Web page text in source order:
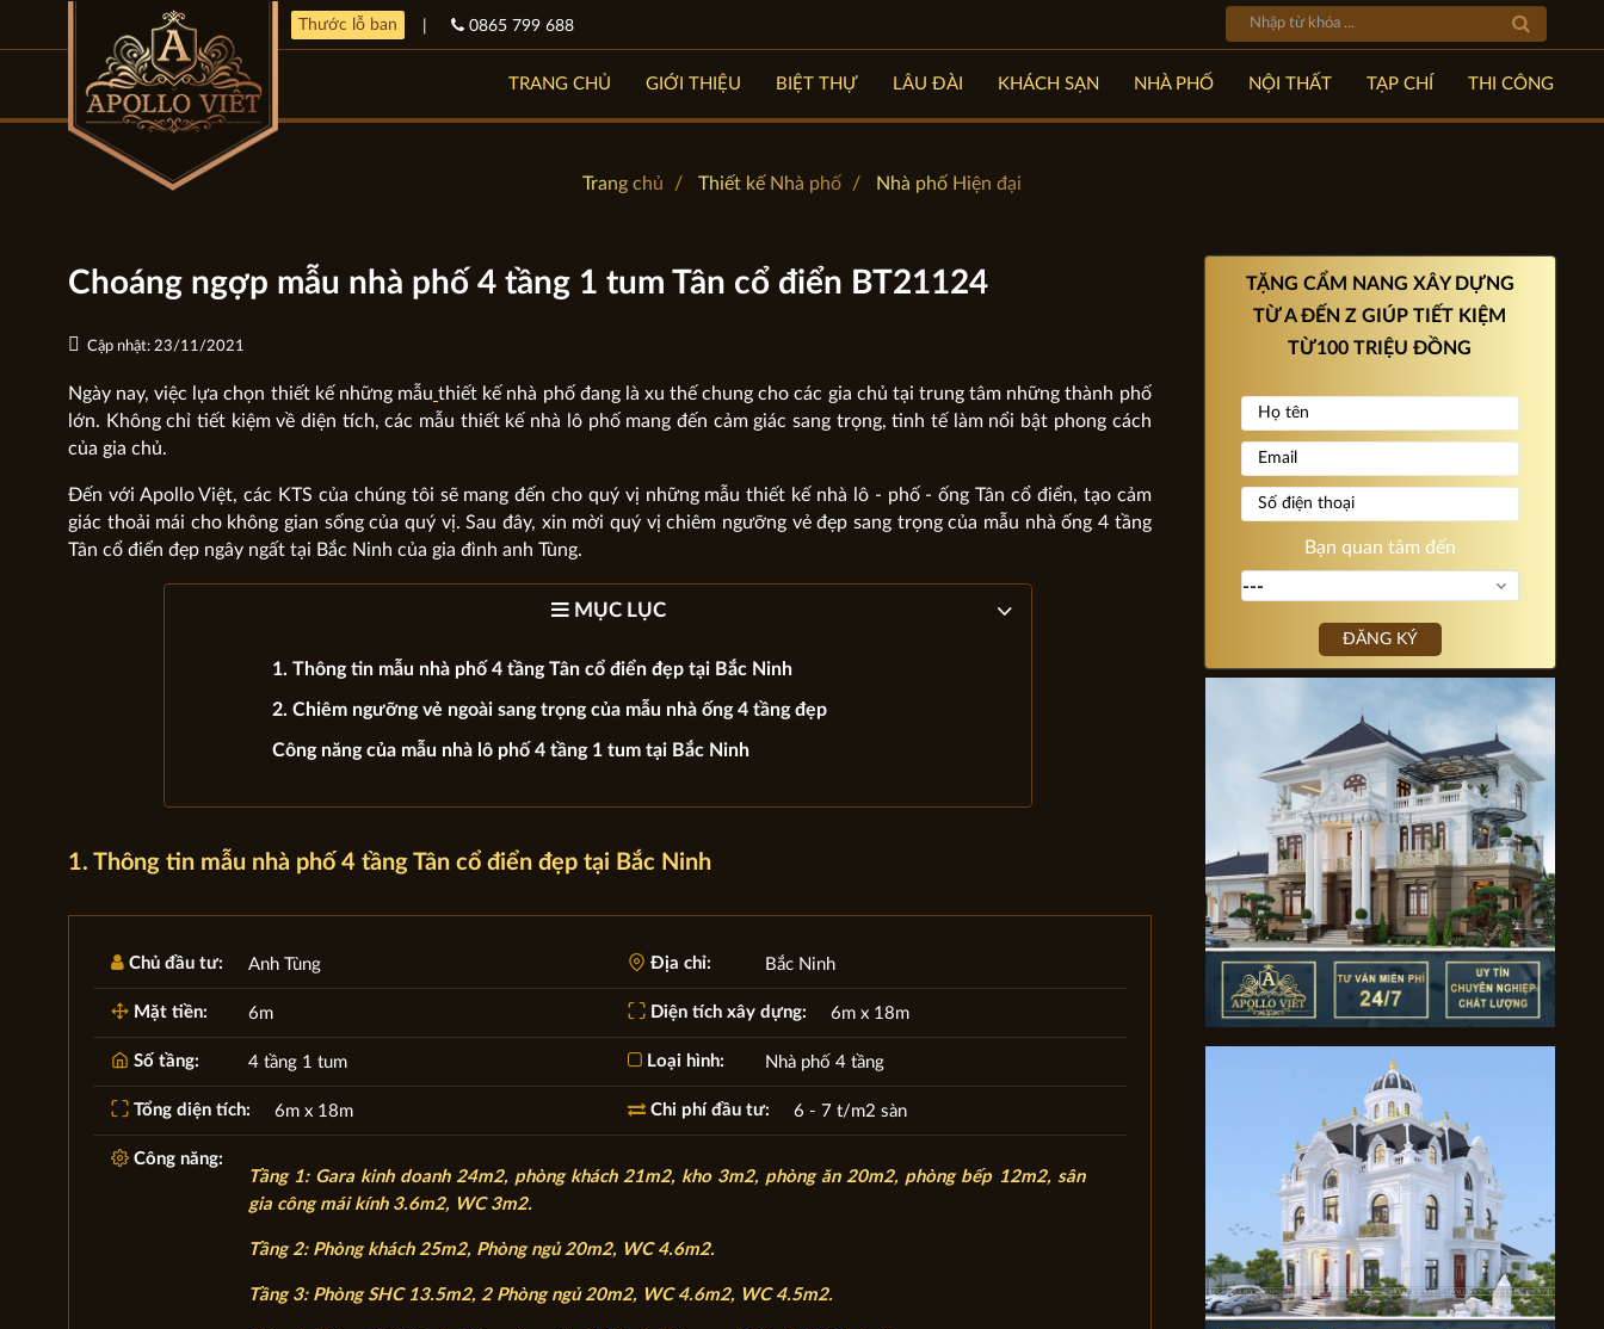
Thước lỗ ban 0865 799 688
TRANG CHỦ GIỚI THIỆU BIỆT THỰ LÂU ĐÀI KHÁCH SẠN NHÀ PHỐ NỘI THẤT TẠP CHÍ THI CÔNG
Trang chủ Thiết kế Nhà phố Nhà phố Hiện đại
Choáng ngợp mẫu nhà phố 4 tầng 1 tum Tân cổ điển BT21124
Cập nhật: 23/11/2021
Ngày nay, việc lựa chọn thiết kế những mẫu thiết kế nhà phố đang là xu thế chung cho các gia chủ tại trung tâm những thành phố
lớn. Không chỉ tiết kiệm về diện tích, các mẫu thiết kế nhà lô phố mang đến cảm giác sang trọng, tinh tế làm nổi bật phong cách
của gia chủ.
Đến với Apollo Việt, các KTS của chúng tôi sẽ mang đến cho quý vị những mẫu thiết kế nhà lô - phố - ống Tân cổ điển, tạo cảm
giác thoải mái cho không gian sống của quý vị. Sau đây, xin mời quý vị chiêm ngưỡng vẻ đẹp sang trọng của mẫu nhà ống 4 tầng
Tân cổ điển đẹp ngây ngất tại Bắc Ninh của gia đình anh Tùng.
MỤC LỤC
1. Thông tin mẫu nhà phố 4 tầng Tân cổ điển đẹp tại Bắc Ninh
2. Chiêm ngưỡng vẻ ngoài sang trọng của mẫu nhà ống 4 tầng đẹp
Công năng của mẫu nhà lô phố 4 tầng 1 tum tại Bắc Ninh
1. Thông tin mẫu nhà phố 4 tầng Tân cổ điển đẹp tại Bắc Ninh
Chủ đầu tư: Anh Tùng Địa chỉ: Bắc Ninh
Mặt tiền: 6m Diện tích xây dựng: 6m x 18m
Số tầng: 4 tầng 1 tum Loại hình: Nhà phố 4 tầng
Tổng diện tích: 6m x 18m Chi phí đầu tư: 6 - 7 t/m2 sàn
Công năng:
Tầng 1: Gara kinh doanh 24m2, phòng khách 21m2, kho 3m2, phòng ăn 20m2, phòng bếp 12m2, sân
gia công mái kính 3.6m2, WC 3m2.
Tầng 2: Phòng khách 25m2, Phòng ngủ 20m2, WC 4.6m2.
Tầng 3: Phòng SHC 13.5m2, 2 Phòng ngủ 20m2, WC 4.6m2, WC 4.5m2.
TẶNG CẨM NANG XÂY DỰNG
TỪ A ĐẾN Z GIÚP TIẾT KIỆM
TỪ100 TRIỆU ĐỒNG
Bạn quan tâm đến
ĐĂNG KÝ